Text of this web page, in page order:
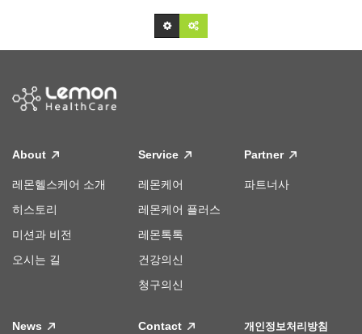
About
레몬헬스케어 소개
히스토리
미션과 비전
오시는 길
Service
레몬케어
레몬케어 플러스
레몬톡톡
건강의신
청구의신
Partner
파트너사
News Contact
개인정보처리방침